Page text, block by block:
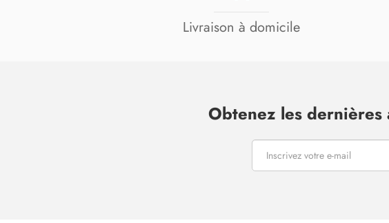
Livraison à domicile
Obtenez les dernières